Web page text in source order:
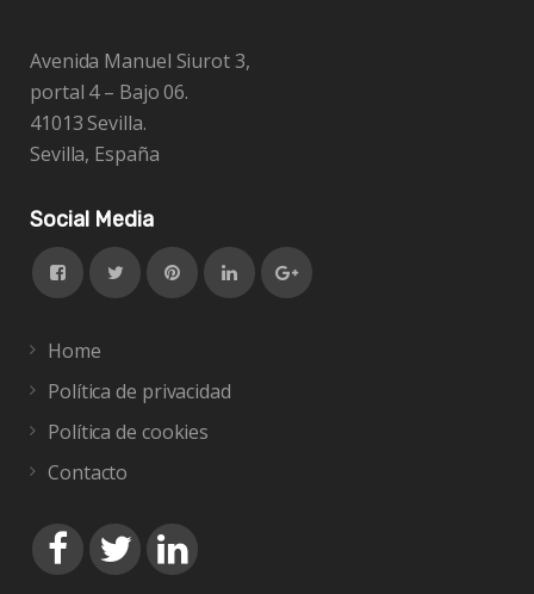
Avenida Manuel Siurot 3,
portal 4 – Bajo 06.
41013 Sevilla.
Sevilla, España
Social Media
Home
Política de privacidad
Política de cookies
Contacto